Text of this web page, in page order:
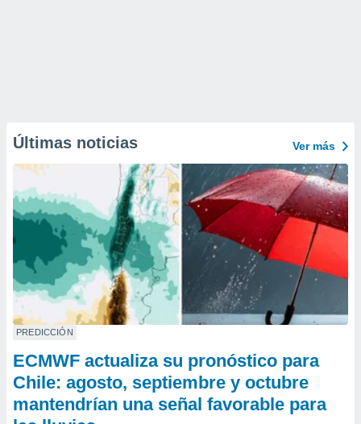
Últimas noticias Ver más
PREDICCIÓN
ECMWF actualiza su pronóstico para
Chile: agosto, septiembre y octubre
mantendrían una señal favorable para